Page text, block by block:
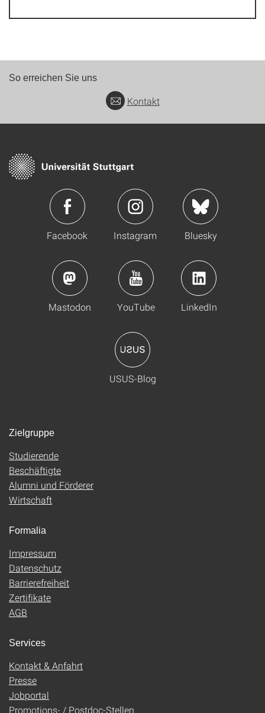
So erreichen Sie uns
Kontakt
Facebook Instagram Bluesky
Mastodon YouTube LinkedIn
USUS-Blog
Zielgruppe
Studierende
Beschäftigte
Alumni und Förderer
Wirtschaft
Formalia
Impressum
Datenschutz
Barrierefreiheit
Zertifikate
AGB
Services
Kontakt & Anfahrt
Presse
Jobportal
Promotions- / Postdoc-Stellen